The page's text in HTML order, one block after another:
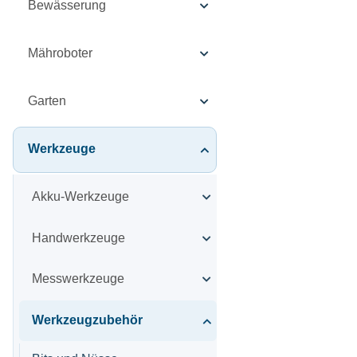
Bewässerung
Mähroboter
Garten
Werkzeuge
Akku-Werkzeuge
Handwerkzeuge
Messwerkzeuge
Werkzeugzubehör